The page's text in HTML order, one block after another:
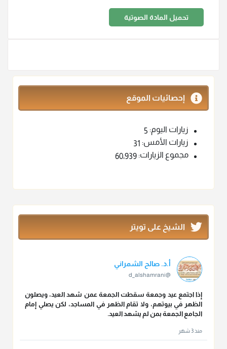
تحميل المادة الصوتية
إحصائيات الموقع
زيارات اليوم: 5
زيارات الأمس: 31
مجموع الزيارات: 60٬939
الشيخ على تويتر
أ.د. صالح الشمراني
@d_alshamrani
إذا اجتمع عيد وجمعة سقطت الجمعة عمن شهد العيد، ويصلون
الظهر في بيوتهم، ولا تقام الظهر في المساجد، لكن يصلي إمام
الجامع الجمعة بمن لم يشهد العيد.
منذ 3 شهر